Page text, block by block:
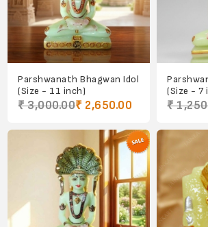
Parshwanath Bhagwan Idol
(Size - 11 inch)
₹ 3,000.00₹ 2,650.00
(Size - 7
₹